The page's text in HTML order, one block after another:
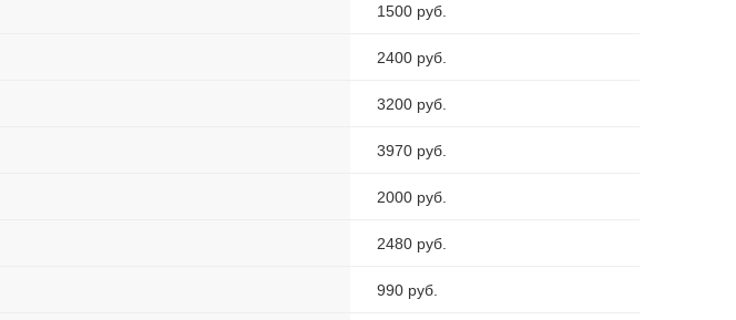
1500 руб.
2400 руб.
3200 руб.
3970 руб.
2000 руб.
2480 руб.
990 руб.